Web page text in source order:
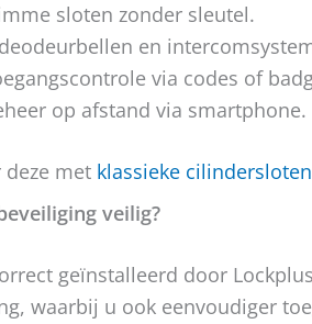
sloten zonder sleutel.
en
via codes of
op afstand via smartphone.
deze met klassieke cilindersloten
veilig?
geïnstalleerd door
waarbij u ook eenvoudiger